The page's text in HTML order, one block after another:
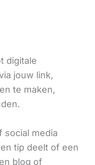
digitale
jouw link,
te maken,
social media
tip deelt of een
blog of